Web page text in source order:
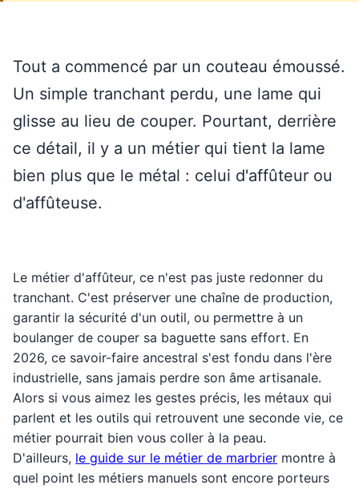
Tout a commencé par un couteau émoussé.
Un simple tranchant perdu, une lame qui
glisse au lieu de couper. Pourtant, derrière
ce détail, il y a un métier qui tient la lame
bien plus que le métal : celui d'affûteur ou
d'affûteuse.
Le métier d'affûteur, ce n'est pas juste redonner du
tranchant. C'est préserver une chaîne de production,
garantir la sécurité d'un outil, ou permettre à un
boulanger de couper sa baguette sans effort. En
2026, ce savoir-faire ancestral s'est fondu dans l'ère
industrielle, sans jamais perdre son âme artisanale.
Alors si vous aimez les gestes précis, les métaux qui
parlent et les outils qui retrouvent une seconde vie, ce
métier pourrait bien vous coller à la peau.
D'ailleurs, le guide sur le métier de marbrier montre à
quel point les métiers manuels sont encore porteurs